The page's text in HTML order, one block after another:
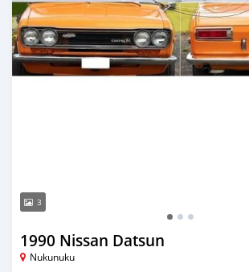
3
1990 Nissan Datsun
Nukunuku